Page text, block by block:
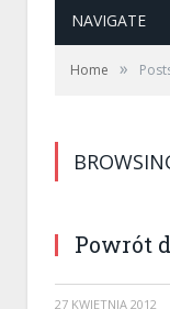
NAVIGATE
Home »
Powrót
27 KWIETNIA 2012